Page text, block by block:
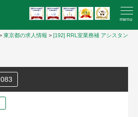
menu
東京都の求人情報 > [192] RRL室業務補 アシスタン